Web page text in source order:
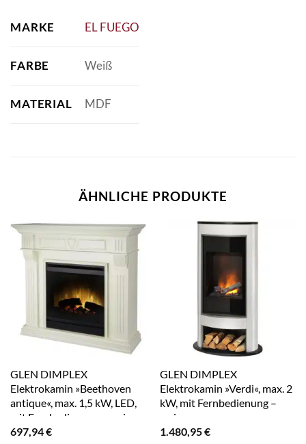
MARKE EL FUEGO
FARBE Weiß
MATERIAL MDF
ÄHNLICHE PRODUKTE
GLEN DIMPLEX
Elektrokamin »Beethoven
antique«, max. 1,5 kW, LED,
mit Fernbedienung – weiss
697,94€
GLEN DIMPLEX
Elektrokamin »Verdi«, max. 2
kW, mit Fernbedienung –
weiss
1.480,95€